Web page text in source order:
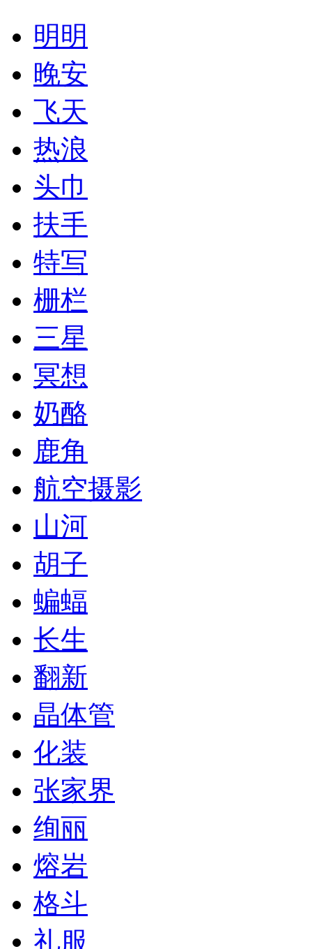
明明
晚安
飞天
热浪
头巾
扶手
特写
栅栏
三星
冥想
奶酪
鹿角
航空摄影
山河
胡子
蝙蝠
长生
翻新
晶体管
化装
张家界
绚丽
熔岩
格斗
礼服